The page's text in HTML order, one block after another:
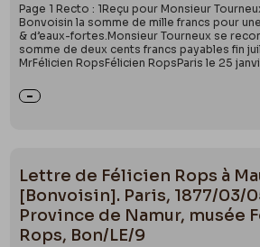
Page 1 Recto : 1Reçu pour Monsieur
Bonvoisin la somme de mille francs pour
& d’eaux-fortes.Monsieur Tourneux se
somme de deux cents francs payables fin
MrFélicien RopsFélicien RopsParis le 25
Lettre de Félicien Rops à
[Bonvoisin]. Paris, 1877/03/
Province de Namur, musée
Rops, Bon/LE/9